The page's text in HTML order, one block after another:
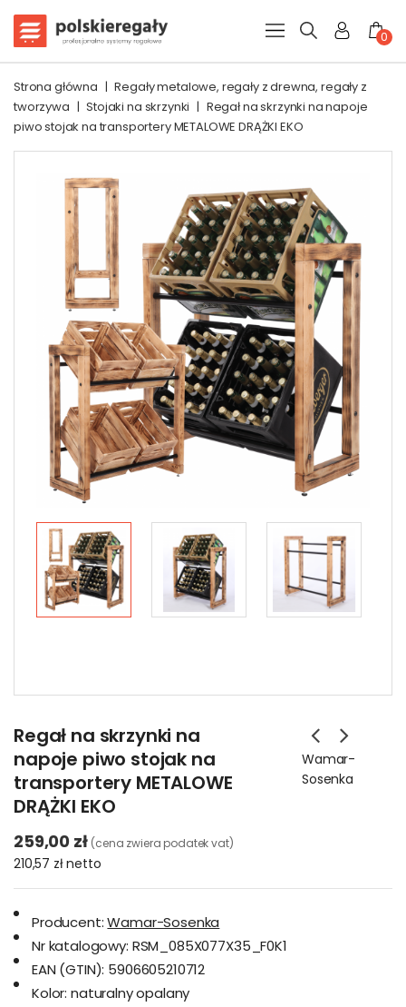
0
Strona główna | Regały metalowe, regały z drewna, regały z
tworzywa | Stojaki na skrzynki | Regał na skrzynki na napoje
piwo stojak na transportery METALOWE DRĄŻKI EKO
Regał na skrzynki na
napoje piwo stojak na
transportery METALOWE
DRĄŻKI EKO
Wamar-
Sosenka
259,00 zł (cena zwiera podatek vat)
210,57 złnetto
Producent: Wamar-Sosenka
Nr katalogowy: RSM_085X077X35_F0K1
EAN (GTIN): 5906605210712
Kolor: naturalny opalany